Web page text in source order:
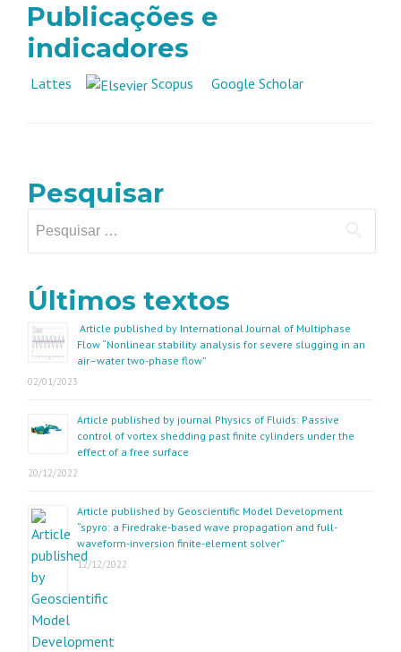
Publicações e
indicadores
Lattes Scopus Google Scholar
Pesquisar
por:
Últimos textos
Article published by International Journal of Multiphase
Flow “Nonlinear stability analysis for severe slugging in an
air–water two-phase flow”
02/01/2023
Article published by journal Physics of Fluids: Passive
control of vortex shedding past finite cylinders under the
effect of a free surface
20/12/2022
Article published by Geoscientific Model Development
“spyro: a Firedrake-based wave propagation and full-
waveform-inversion finite-element solver”
12/12/2022